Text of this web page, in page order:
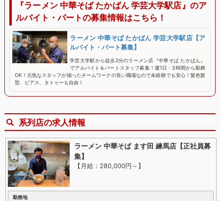
『ラーメン 中華そば たかばん 学芸大学駅店』のア
ルバイト・パートの募集情報はこちら！
ラーメン 中華そば たかばん 学芸大学駅店【ア
ルバイト・パート募集】
学芸大学駅から徒歩2分のラーメン店『中華そば たかばん』
でアルバイト＆パートスタッフ募集！週1日・3時間から勤務
OK！元気なスタッフが揃ったチームワークの良い職場なので未経験でも安心！髪色髪
型、ピアス、タトゥーも自由！
系列店の求人情報
ラーメン 中華そば ます田 練馬店【正社員募
集】
【月給：280,000円～ 】
勤務地